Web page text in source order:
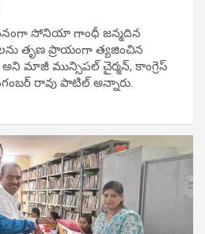
సోనియా గాంధీ జ‌న్మ‌దిన
తృణ ప్రాయంగా త్య‌జించిన
మాజీ మున్సిప‌ల్ చైర్మ‌న్, కాంగ్రెస్
రావు పాటిల్ అన్నారు.